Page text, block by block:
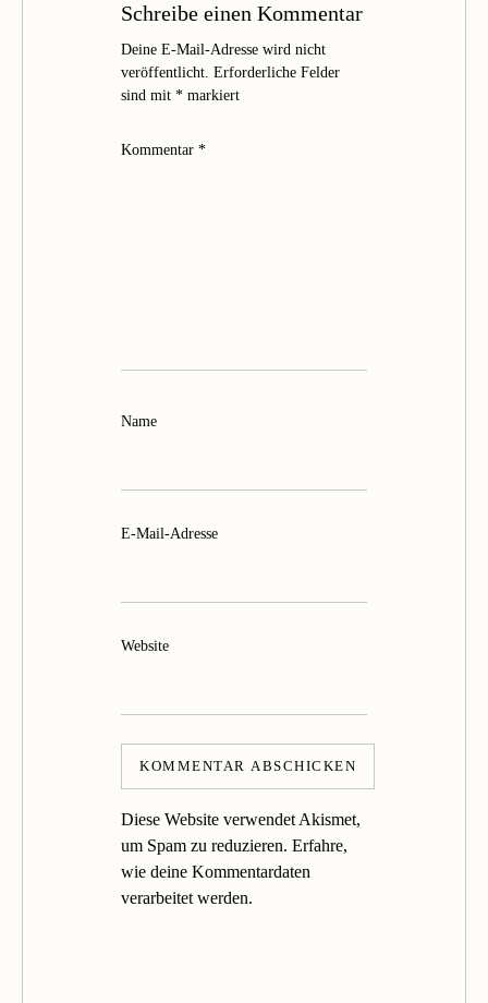
Schreibe einen Kommentar
Deine E-Mail-Adresse wird nicht
veröffentlicht. Erforderliche Felder
sind mit * markiert
Kommentar *
Name
E-Mail-Adresse
Website
Diese Website verwendet Akismet,
um Spam zu reduzieren. Erfahre,
wie deine Kommentardaten
verarbeitet werden.